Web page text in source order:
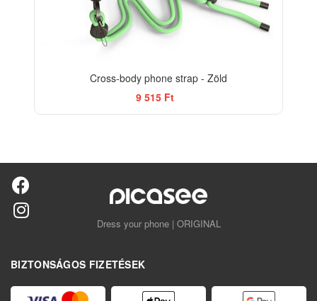
Cross-body phone strap - Zöld
9 515 Ft
Dress your phone | ORIGINAL
BIZTONSÁGOS FIZETÉSEK